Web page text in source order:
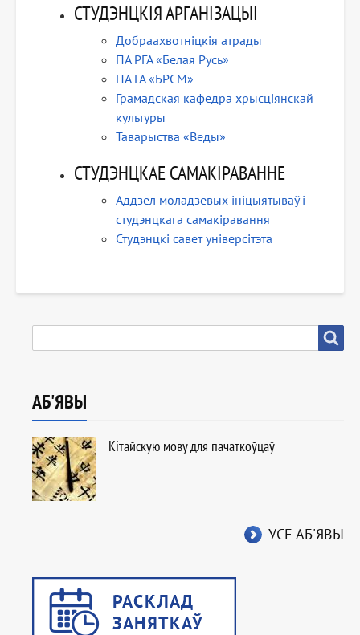
СТУДЭНЦКІЯ АРГАНІЗАЦЫІ
Добраахвотніцкія атрады
ПА РГА «Белая Русь»
ПА ГА «БРСМ»
Грамадская кафедра хрысціянскай
культуры
Таварыства «Веды»
СТУДЭНЦКАЕ САМАКІРАВАННЕ
Аддзел моладзевых ініцыятываў і
студэнцкага самакіравання
Студэнцкі савет універсітэта
АБ'ЯВЫ
Кітайскую мову для пачаткоўцаў
УСЕ АБ'ЯВЫ